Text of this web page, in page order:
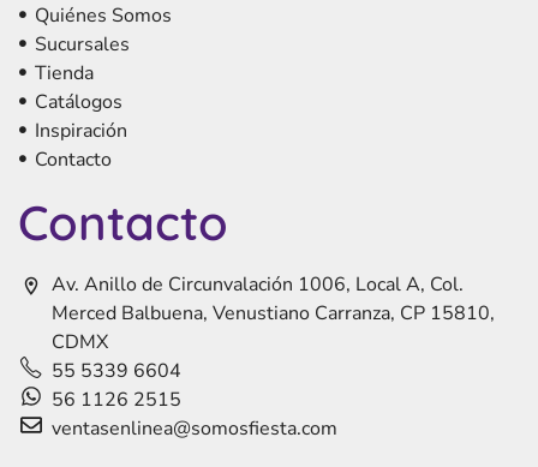
Quiénes Somos
Sucursales
Tienda
Catálogos
Inspiración
Contacto
Contacto
Av. Anillo de Circunvalación 1006, Local A, Col.
Merced Balbuena, Venustiano Carranza, CP 15810,
CDMX
55 5339 6604
56 1126 2515
ventasenlinea@somosfiesta.com